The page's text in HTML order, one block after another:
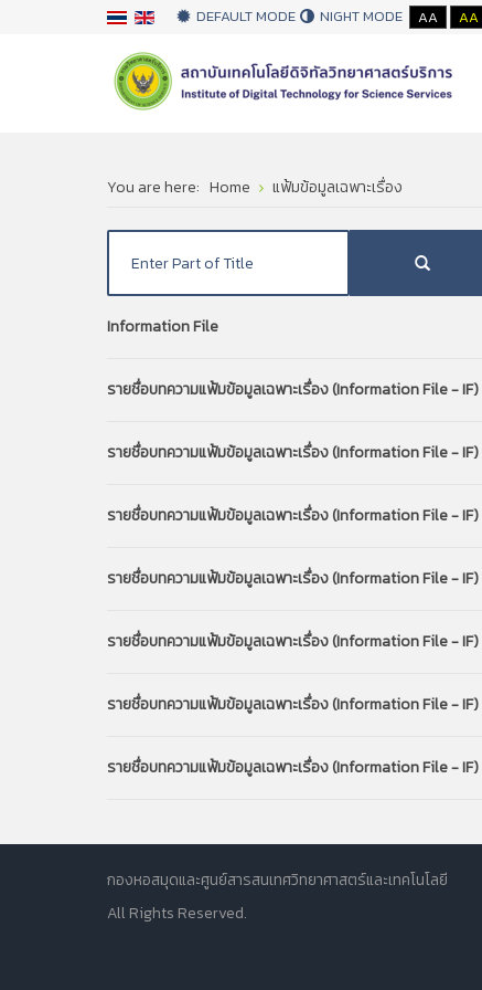
DEFAULT MODE NIGHT MODE AA AA
You are here: Home แฟ้มข้อมูลเฉพาะเรื่อง
Information File
รายชื่อบทความแฟ้มข้อมูลเฉพาะเรื่อง (Information File - IF)
รายชื่อบทความแฟ้มข้อมูลเฉพาะเรื่อง (Information File - IF)
รายชื่อบทความแฟ้มข้อมูลเฉพาะเรื่อง (Information File - IF)
รายชื่อบทความแฟ้มข้อมูลเฉพาะเรื่อง (Information File -
รายชื่อบทความแฟ้มข้อมูลเฉพาะเรื่อง (Information File -
รายชื่อบทความแฟ้มข้อมูลเฉพาะเรื่อง (Information File -
รายชื่อบทความแฟ้มข้อมูลเฉพาะเรื่อง (Information File - IF)
กองหอสมุดและศูนย์สารสนเทศวิทยาศาสตร์และเทคโนโลยี
All Rights Reserved.